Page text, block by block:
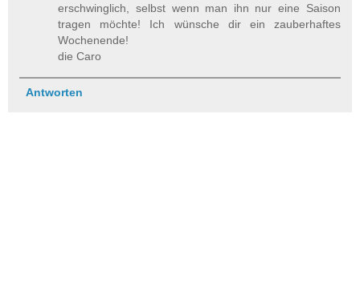
erschwinglich, selbst wenn man ihn nur eine Saison
tragen möchte! Ich wünsche dir ein zauberhaftes
Wochenende!
die Caro
Antworten